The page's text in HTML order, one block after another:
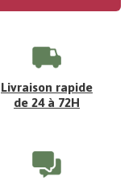
Livraison rapide
de 24 à 72H